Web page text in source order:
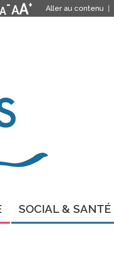
Aller au contenu
SOCIAL & SANTÉ